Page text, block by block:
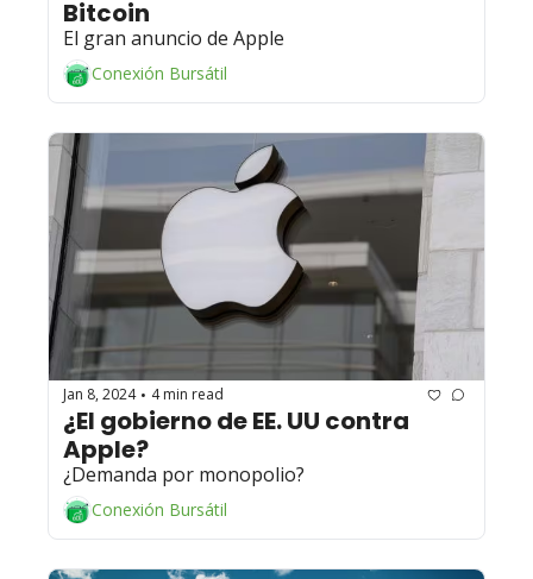
El gran anuncio de Apple
Conexión Bursátil
Jan 8, 2024 • 4 min read
¿El gobierno de EE. UU contra
¿Demanda por monopolio?
Conexión Bursátil